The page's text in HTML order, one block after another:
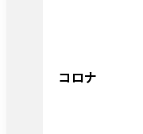
コロナ